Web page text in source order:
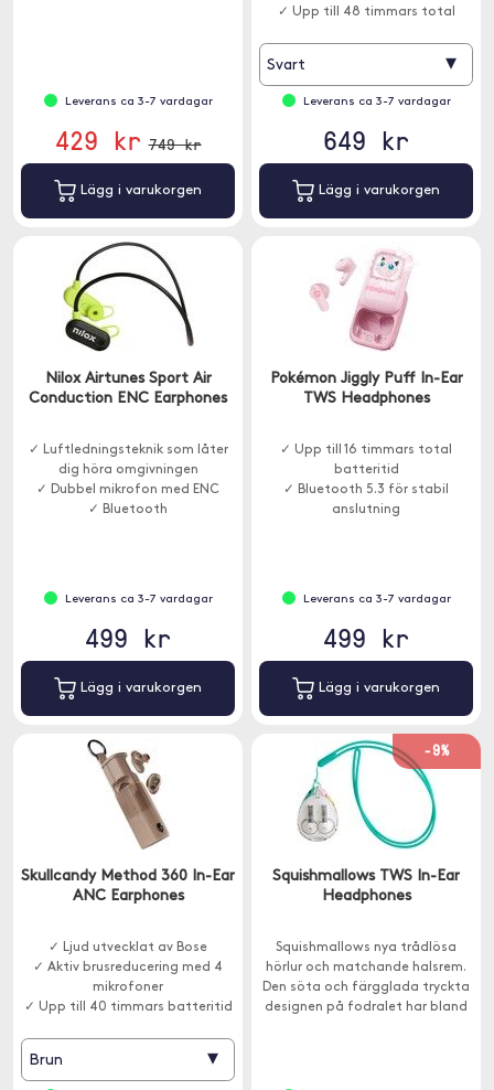
Leverans ca 3-7 vardagar
429 kr 749 kr
Lägg i varukorgen
✓ Upp till 48 timmars total
Svart ▾
Leverans ca 3-7 vardagar
649 kr
Lägg i varukorgen
Nilox Airtunes Sport Air
Conduction ENC Earphones
✓ Luftledningsteknik som låter
dig höra omgivningen
✓ Dubbel mikrofon med ENC
✓ Bluetooth
Leverans ca 3-7 vardagar
499 kr
Lägg i varukorgen
Pokémon Jiggly Puff In-Ear
TWS Headphones
✓ Upp till 16 timmars total
batteritid
✓ Bluetooth 5.3 för stabil
anslutning
Leverans ca 3-7 vardagar
499 kr
Lägg i varukorgen
Skullcandy Method 360 In-Ear
ANC Earphones
✓ Ljud utvecklat av Bose
✓ Aktiv brusreducering med 4
mikrofoner
✓ Upp till 40 timmars batteritid
Brun ▾
-9%
Squishmallows TWS In-Ear
Headphones
Squishmallows nya trådlösa
hörlur och matchande halsrem.
Den söta och färgglada tryckta
designen på fodralet har bland